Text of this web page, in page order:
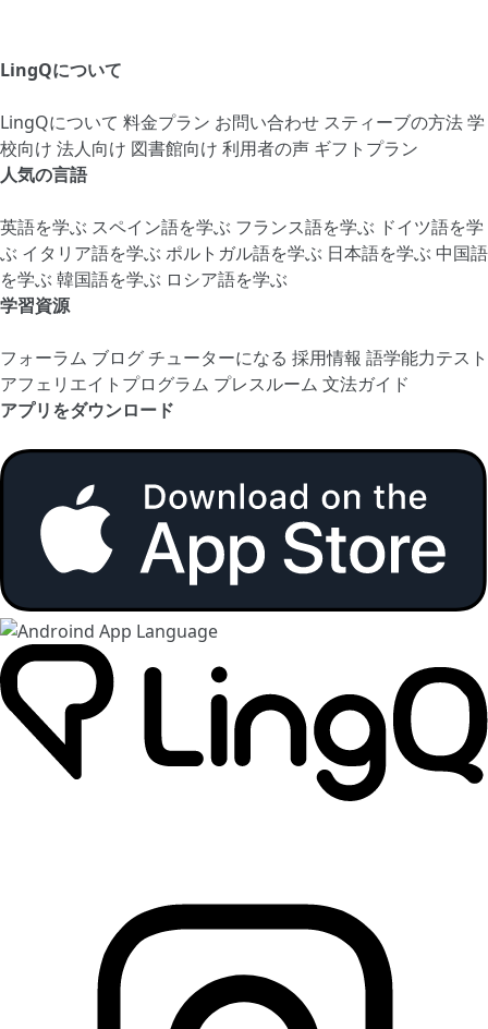
LingQについて
LingQについて 料金プラン お問い合わせ スティーブの方法学
校向け 法人向け 図書館向け 利用者の声 ギフトプラン
人気の言語
英語を学ぶ スペイン語を学ぶ フランス語を学ぶ ドイツ語を学
ぶ イタリア語を学ぶ ポルトガル語を学ぶ 日本語を学ぶ 中国語
を学ぶ 韓国語を学ぶ ロシア語を学ぶ
学習資源
フォーラム ブログチューターになる 採用情報 語学能力テスト
アフェリエイトプログラム プレスルーム 文法ガイド
アプリをダウンロード